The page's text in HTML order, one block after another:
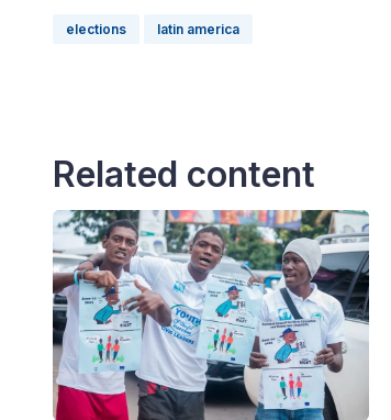
elections latin america
Related content